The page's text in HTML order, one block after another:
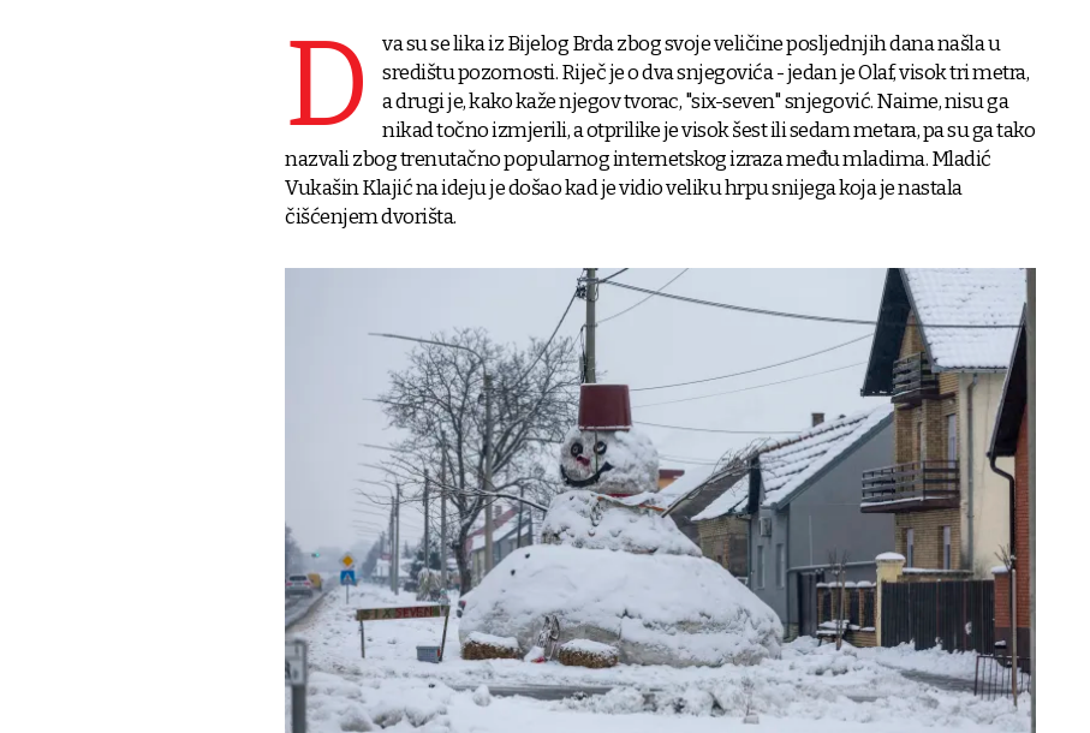
D
va su se lika iz Bijelog Brda zbog svoje veličine posljednjih dana našla u
središtu pozornosti. Riječ je o dva snjegovića - jedan je Olaf, visok tri metra,
a drugi je, kako kaže njegov tvorac, "six-seven" snjegović. Naime, nisu ga
nikad točno izmjerili, a otprilike je visok šest ili sedam metara, pa su ga tako
nazvali zbog trenutačno popularnog internetskog izraza među mladima. Mladić
Vukašin Klajić na ideju je došao kad je vidio veliku hrpu snijega koja je nastala
čišćenjem dvorišta.